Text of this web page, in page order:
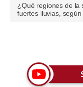
Opinión
Blogs
¿Qué regiones de la
fuertes lluvias,